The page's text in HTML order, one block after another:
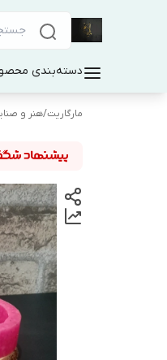
دسته‌بندی
مارگاریت/هنر و